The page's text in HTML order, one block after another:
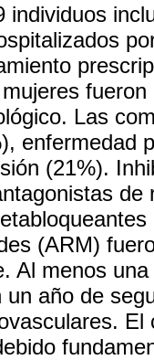
individuos
Las
enfermedad
(21%).
(ARM)
Al menos
un año de